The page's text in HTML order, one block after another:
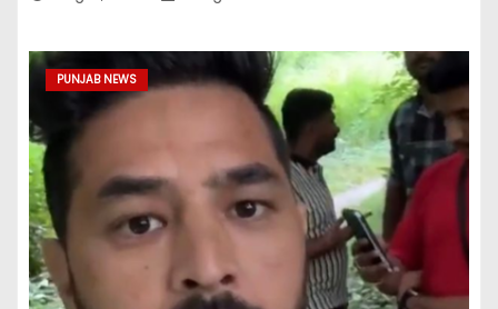
PUNJAB NEWS